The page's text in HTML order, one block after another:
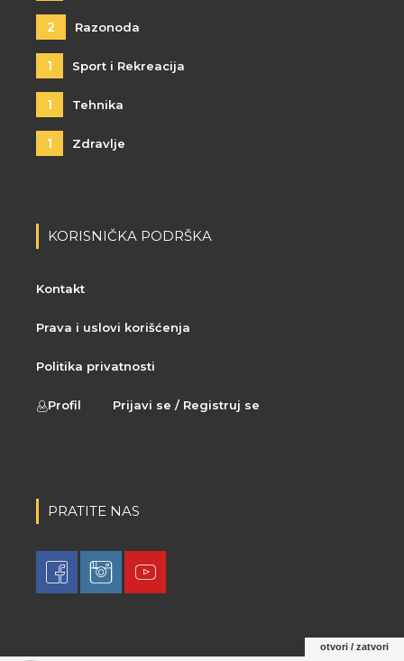
2 Razonoda
1 Sport i Rekreacija
1 Tehnika
1 Zdravlje
KORISNIČKA PODRŠKA
Kontakt
Prava i uslovi korišćenja
Politika privatnosti
Profil Prijavi se / Registruj se
PRATITE NAS
otvori / zatvori